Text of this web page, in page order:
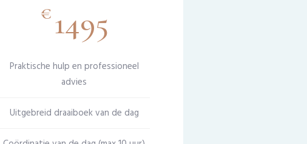
€1495
Praktische hulp en professioneel
advies
Uitgebreid draaiboek van de dag